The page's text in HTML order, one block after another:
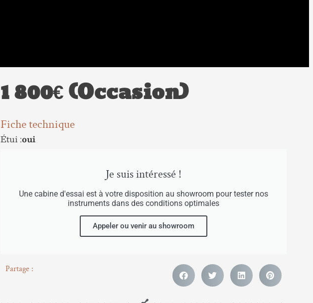
1 800€ (Occasion)
Fiche technique
Étui :oui
Je suis intéressé !
Une cabine d'essai est à votre disposition au showroom pour tester nos
instruments dans des conditions optimales
Appeler ou venir au showroom
Partage :